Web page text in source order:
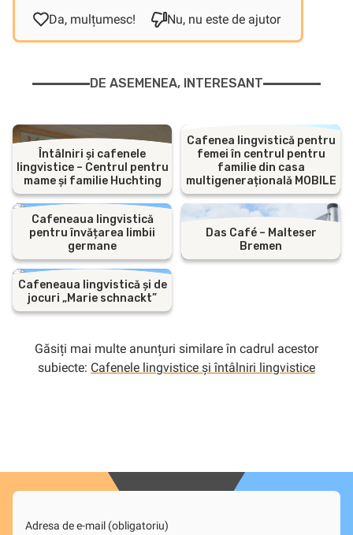
Da, mulțumesc!
Nu, nu este de ajutor
DE ASEMENEA, INTERESANT
Întâlniri și cafenele
lingvistice – Centrul pentru
mame și familie Huchting
Cafenea lingvistică pentru
femei în centrul pentru
familie din casa
multigenerațională MOBILE
Cafeneaua lingvistică
pentru învățarea limbii
germane
Das Café – Malteser
Bremen
Cafeneaua lingvistică și de
jocuri „Marie schnackt”
Găsiți mai multe anunțuri similare în cadrul acestor
subiecte: Cafenele lingvistice și întâlniri lingvistice
Adresa de e-mail (obligatoriu)